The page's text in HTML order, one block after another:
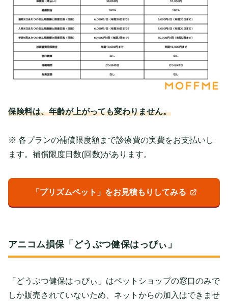
保険料は、年齢が上がっても変わりません。
※ 各プランの補償限度額まで診療費の実費をお支払いし
ます。補償限度日数(回数)があります。
「プリズムペット」をお見積もりしてみる
アニコム損保「どうぶつ健保はっぴぃ」
「どうぶつ健保はっぴぃ」はペットショップの窓口のみで
しか販売されていないため、ネットからの加入はできませ